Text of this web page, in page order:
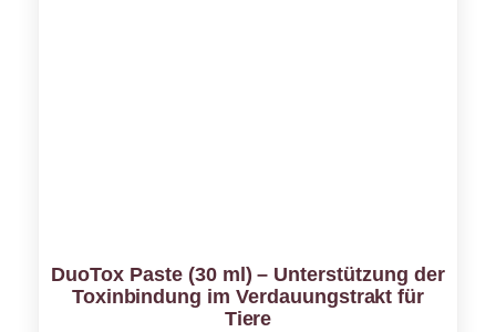
DuoTox Paste (30 ml) – Unterstützung der
Toxinbindung im Verdauungstrakt für
Tiere